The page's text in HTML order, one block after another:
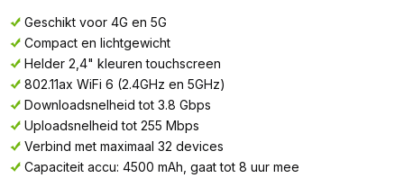
Geschikt voor 4G en 5G
Compact en lichtgewicht
Helder 2,4" kleuren touchscreen
802.11ax WiFi 6 (2.4GHz en 5GHz)
Downloadsnelheid tot 3.8 Gbps
Uploadsnelheid tot 255 Mbps
Verbind met maximaal 32 devices
Capaciteit accu: 4500 mAh, gaat tot 8 uur mee